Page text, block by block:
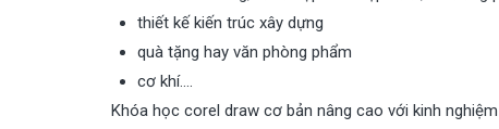
thiết kế kiến trúc xây dựng
quà tặng hay văn phòng phẩm
cơ khí….
Khóa học corel draw cơ bản nâng cao với kinh